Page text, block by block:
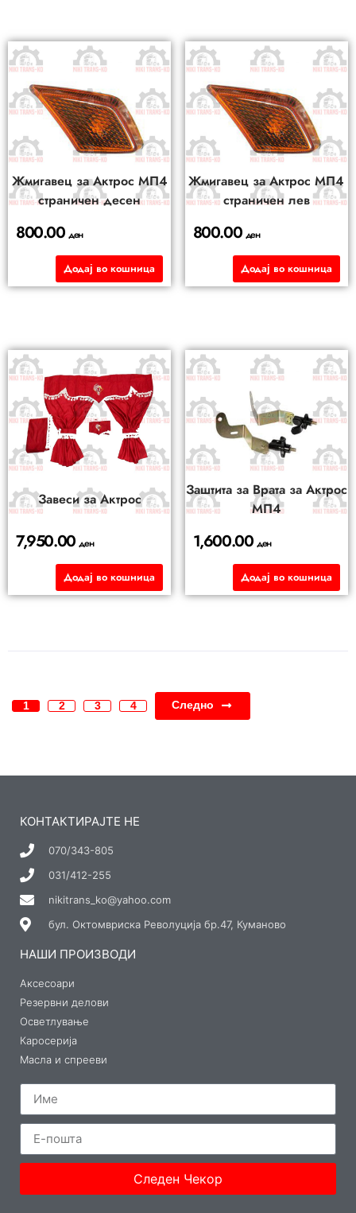
Жмигавец за Актрос МП4
страничен десен
800.00ден
Додај во кошница
Жмигавец за Актрос МП4
страничен лев
800.00 ден
Додај во кошница
Завеси за Актрос
7,950.00ден
Додај во кошница
Заштита за Врата за Актрос
МП4
1,600.00 ден
Додај во кошница
1 2 3 4 Следно
КОНТАКТИРАЈТЕ НЕ
070/343-805
031/412-255
nikitrans_ko@yahoo.com
бул. Октомвриска Револуција бр.47, Куманово
НАШИ ПРОИЗВОДИ
Аксесоари
Резервни делови
Осветлување
Каросерија
Масла и спрееви
Следен Чекор